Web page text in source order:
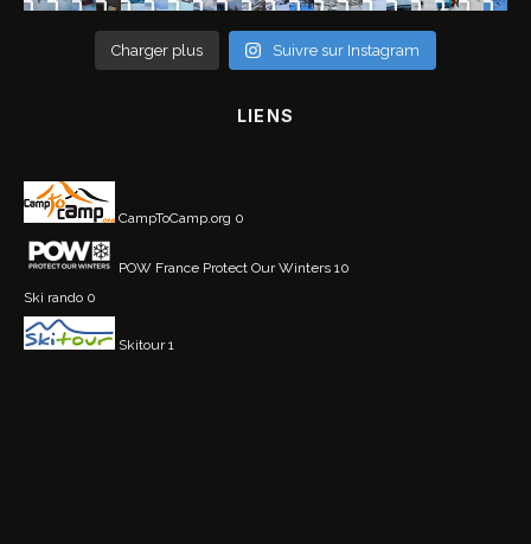
Charger plus Suivre sur Instagram
LIENS
CampToCamp.org 0
POW France Protect Our Winters 10
Ski rando 0
Skitour1